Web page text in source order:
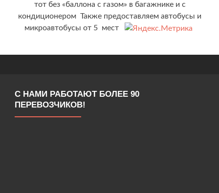
тот без «баллона с газом» в багажнике и с
кондиционером Также предоставляем автобусы и
микроавтобусы от 5 мест
С НАМИ РАБОТАЮТ БОЛЕЕ 90
ПЕРЕВОЗЧИКОВ!